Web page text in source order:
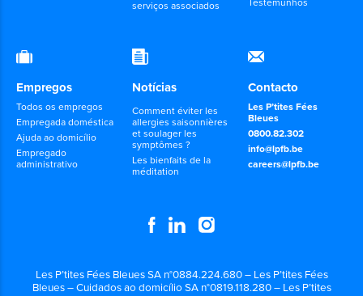
serviços associados
Testemunhos
Empregos
Todos os empregos
Empregada doméstica
Ajuda ao domicílio
Empregado
administrativo
Notícias
Comment éviter les
allergies saisonnières
et soulager les
symptômes ?
Les bienfaits de la
méditation
Contacto
Les P’tites Fées
Bleues
0800.82.302
info@lpfb.be
careers@lpfb.be
Les P’tites Fées Bleues SA n°0884.224.680 – Les P’tites Fées
Bleues – Cuidados ao domicílio SA n°0819.118.280 – Les P’tites